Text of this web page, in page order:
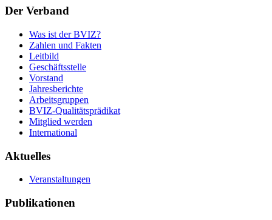
Der Verband
Was ist der BVIZ?
Zahlen und Fakten
Leitbild
Geschäftsstelle
Vorstand
Jahresberichte
Arbeitsgruppen
BVIZ-Qualitätsprädikat
Mitglied werden
International
Aktuelles
Veranstaltungen
Publikationen